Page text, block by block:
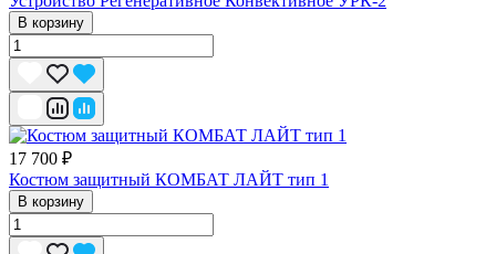
В корзину
17 700 ₽
Костюм защитный КОМБАТ ЛАЙТ тип 1
В корзину